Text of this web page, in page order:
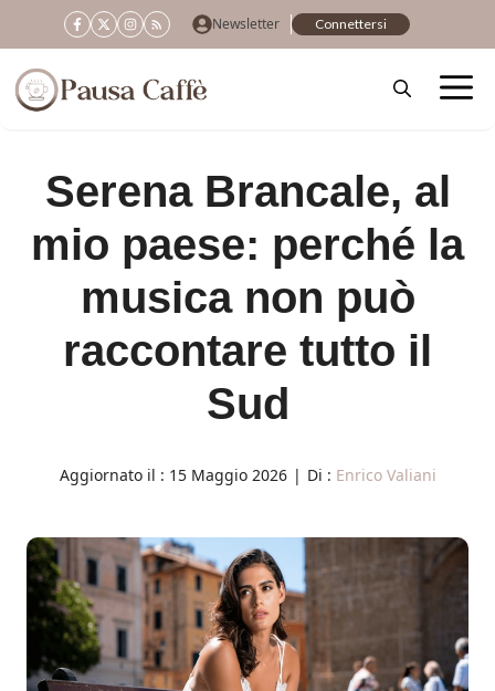
al
contenuto
Newsletter Connettersi
Serena Brancale, al
mio paese: perché la
musica non può
raccontare tutto il
Sud
Aggiornato il : 15 Maggio 2026 | Di : Enrico Valiani